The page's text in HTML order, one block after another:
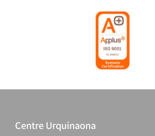
Centre Urquinaona